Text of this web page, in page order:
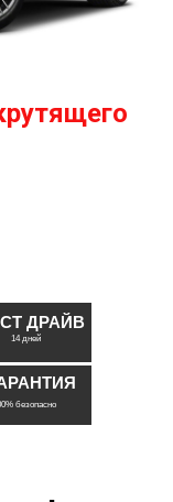
ДРАЙВ
14 дней
безопасно